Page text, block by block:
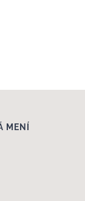
MENÍ